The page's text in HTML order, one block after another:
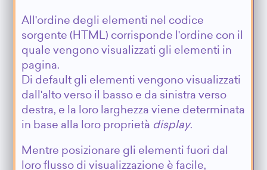
All'ordine degli elementi nel codice
sorgente (HTML) corrisponde l'ordine con il
quale vengono visualizzati gli elementi in
pagina.
Di default gli elementi vengono visualizzati
dall'alto verso il basso e da sinistra verso
destra, e la loro larghezza viene determinata
in base alla loro proprietà display.
Mentre posizionare gli elementi fuori dal
loro flusso di visualizzazione è facile,